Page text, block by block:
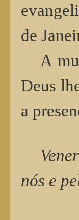
de
A
Deus
a
nós e